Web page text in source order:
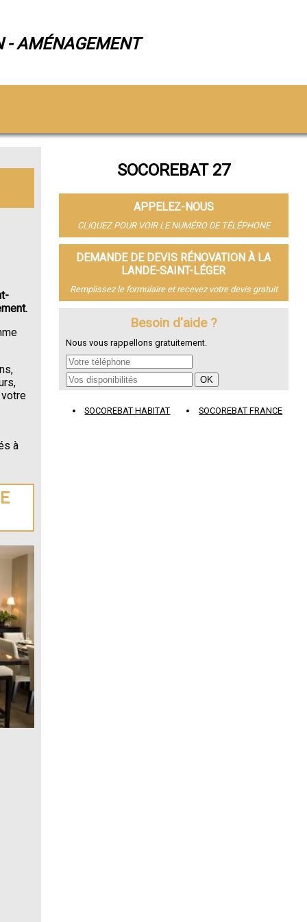
- AMÉNAGEMENT
à
SOCOREBAT 27
APPELEZ-NOUS
CLIQUEZ POUR VOIR LE NUMÉRO DE TÉLÉPHONE
DEMANDE DE DEVIS RÉNOVATION À LA
LANDE-SAINT-LÉGER
Remplissez le formulaire et recevez votre devis gratuit
Besoin d'aide ?
Nous vous rappellons gratuitement.
SOCOREBAT HABITAT SOCOREBAT FRANCE